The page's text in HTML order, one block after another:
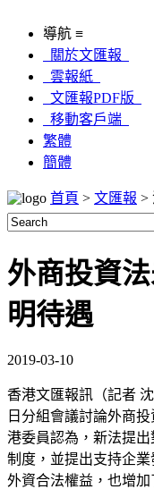
導航 ≡
關於文匯報
雲報紙
文匯報PDF版
移動客戶端
繁體
簡體
首頁 > 文匯報 >
外商投資
明待遇
2019-03-10
香港文匯報訊（記者
日分組會議討論外商
港委員認為，新法提
制度，並提出支持企
外資合法權益，也增